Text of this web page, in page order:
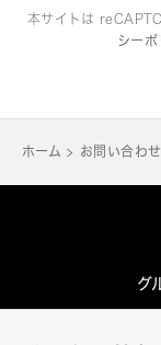
本サイトは
シー
ホーム お問い合わせ
グ